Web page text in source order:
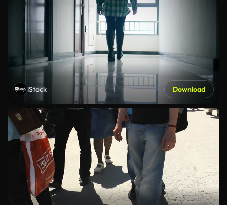
iStock Download